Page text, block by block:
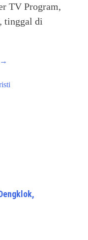
TV Program,
tinggal di
→